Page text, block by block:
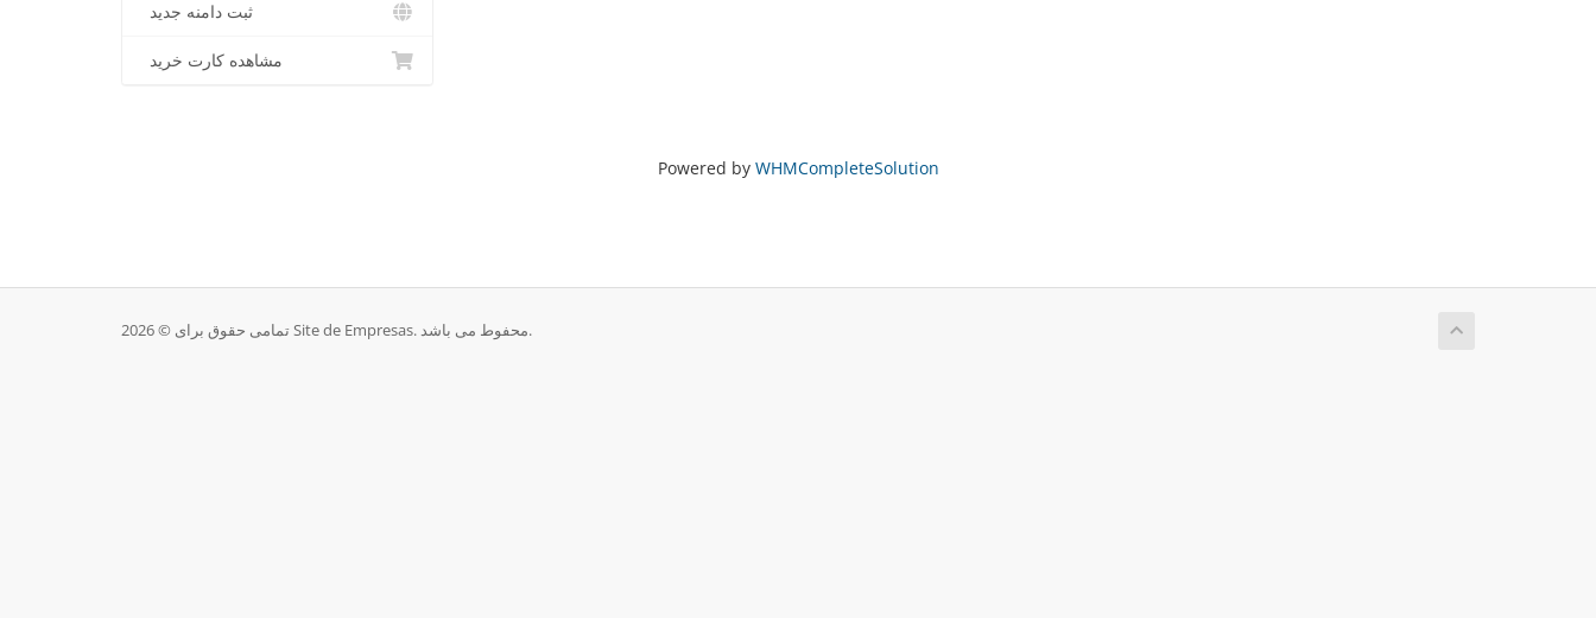
ثبت دامنه جدید
مشاهده کارت خرید
Powered by WHMCompleteSolution
تمامی حقوق برای © 2026 Site de Empresas. محفوط می باشد.